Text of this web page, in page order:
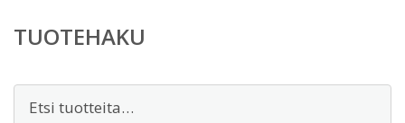
TUOTEHAKU